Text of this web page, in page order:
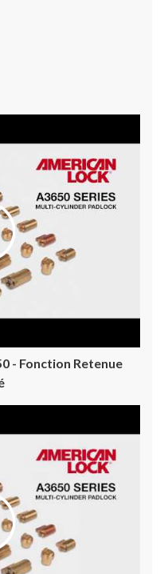
- Fonction Retenue